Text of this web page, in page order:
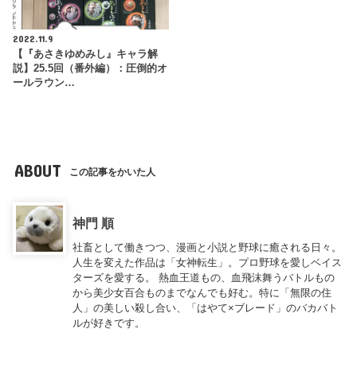
2022.11.9
【『あさきゆめみし』キャラ解
説】25.5回（番外編）：圧倒的オ
ールラウン…
ABOUT この記事をかいた人
神門 順
社畜として働きつつ、漫画と小説と野球に癒される日々。
人生を変えた作品は「女神転生」。プロ野球を愛しベイス
ターズを愛する。 熱血王道もの、血飛沫舞うバトルもの
から美少女百合ものまでなんでも好む。特に「無限の住
人」の美しい殺し合い、「はやて×ブレード」のバカバト
ルが好きです。